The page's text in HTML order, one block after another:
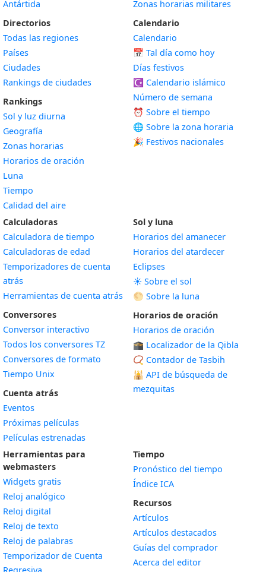
Antártida
Directorios
Todas las regiones
Países
Ciudades
Rankings de ciudades
Rankings
Sol y luz diurna
Geografía
Zonas horarias
Horarios de oración
Luna
Tiempo
Calidad del aire
Zonas horarias militares
Calendario
Calendario
📅 Tal día como hoy
Días festivos
☪️ Calendario islámico
Número de semana
⏰ Sobre el tiempo
🌐 Sobre la zona horaria
🎉 Festivos nacionales
Calculadoras
Calculadora de tiempo
Calculadoras de edad
Temporizadores de cuenta
atrás
Herramientas de cuenta atrás
Conversores
Conversor interactivo
Todos los conversores TZ
Conversores de formato
Tiempo Unix
Cuenta atrás
Eventos
Próximas películas
Películas estrenadas
Sol y luna
Horarios del amanecer
Horarios del atardecer
Eclipses
☀️ Sobre el sol
🌕 Sobre la luna
Horarios de oración
Horarios de oración
🕋 Localizador de la Qibla
📿 Contador de Tasbih
🕌 API de búsqueda de
mezquitas
Herramientas para
webmasters
Widgets gratis
Reloj analógico
Reloj digital
Reloj de texto
Reloj de palabras
Temporizador de Cuenta
Tiempo
Pronóstico del tiempo
Índice ICA
Recursos
Artículos
Artículos destacados
Guías del comprador
Acerca del editor